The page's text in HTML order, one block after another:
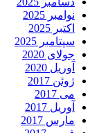
نوامبر 2025
اکتبر 2025
سپتامبر 2025
جولای 2020
آوریل 2020
ژوئن 2017
می 2017
آوریل 2017
مارس 2017